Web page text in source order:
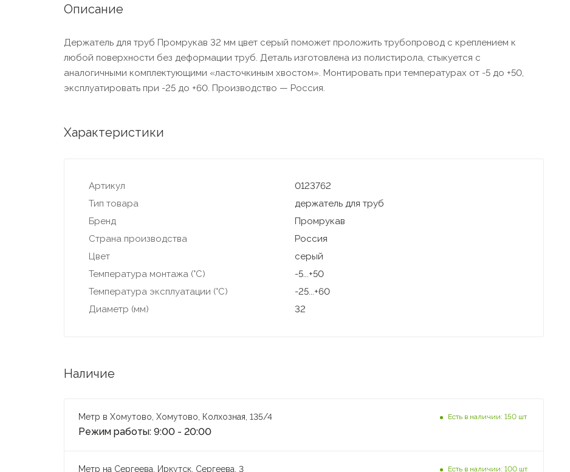
Описание
Держатель для труб Промрукав 32 мм цвет серый поможет проложить трубопровод с креплением к
любой поверхности без деформации труб. Деталь изготовлена из полистирола, стыкуется с
аналогичными комплектующими «ласточкиным хвостом». Монтировать при температурах от -5 до +50,
эксплуатировать при -25 до +60. Производство — Россия.
Характеристики
Артикул
0123762
Тип товара
держатель для труб
Бренд
Промрукав
Страна производства
Россия
Цвет
серый
Температура монтажа (°С)
-5...+50
Температура эксплуатации (°С)
-25...+60
Диаметр (мм)
32
Наличие
Метр в Хомутово, Хомутово, Колхозная, 135/4
Режим работы: 9:00 - 20:00
Есть в наличии: 150 шт
Метр на Сергеева, Иркутск, Сергеева, 3 Есть в наличии: 100 шт